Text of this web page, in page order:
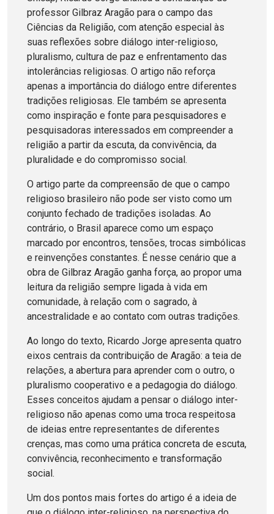
professor Gilbraz Aragão para o campo das
Ciências da Religião, com atenção especial às
suas reflexões sobre diálogo inter-religioso,
pluralismo, cultura de paz e enfrentamento das
intolerâncias religiosas. O artigo não reforça
apenas a importância do diálogo entre diferentes
tradições religiosas. Ele também se apresenta
como inspiração e fonte para pesquisadores e
pesquisadoras interessados em compreender a
religião a partir da escuta, da convivência, da
pluralidade e do compromisso social.
O artigo parte da compreensão de que o campo
religioso brasileiro não pode ser visto como um
conjunto fechado de tradições isoladas. Ao
contrário, o Brasil aparece como um espaço
marcado por encontros, tensões, trocas simbólicas
e reinvenções constantes. É nesse cenário que a
obra de Gilbraz Aragão ganha força, ao propor uma
leitura da religião sempre ligada à vida em
comunidade, à relação com o sagrado, à
ancestralidade e ao contato com outras tradições.
Ao longo do texto, Ricardo Jorge apresenta quatro
eixos centrais da contribuição de Aragão: a teia de
relações, a abertura para aprender com o outro, o
pluralismo cooperativo e a pedagogia do diálogo.
Esses conceitos ajudam a pensar o diálogo inter-
religioso não apenas como uma troca respeitosa
de ideias entre representantes de diferentes
crenças, mas como uma prática concreta de escuta,
convivência, reconhecimento e transformação
social.
Um dos pontos mais fortes do artigo é a ideia de